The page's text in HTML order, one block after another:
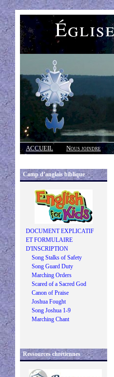
ACCUEIL Nous joindre
Réponses
Camp d’anglais biblique
DOCUMENT EXPLICATIF
ET FORMULAIRE
D'INSCRIPTION
Song Stalks of Safety
Song Guard Duty
Marching Orders
Scared of a Sacred God
Canon of Praise
Joshua Fought
Song Joshua 1-9
Marching Chant
Ressources chrétiennes